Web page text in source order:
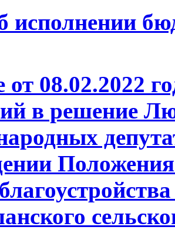
исполнении
от 08.02.2022
в решение